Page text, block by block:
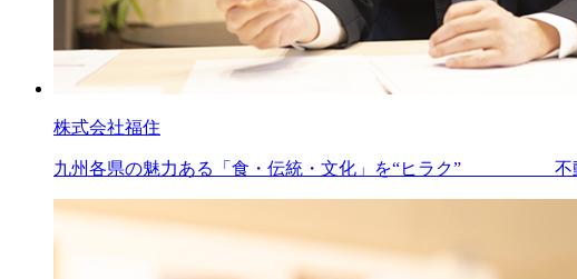
株式会社福住
九州各県の魅力ある「食・伝統・文化」を“ヒラク” 不動